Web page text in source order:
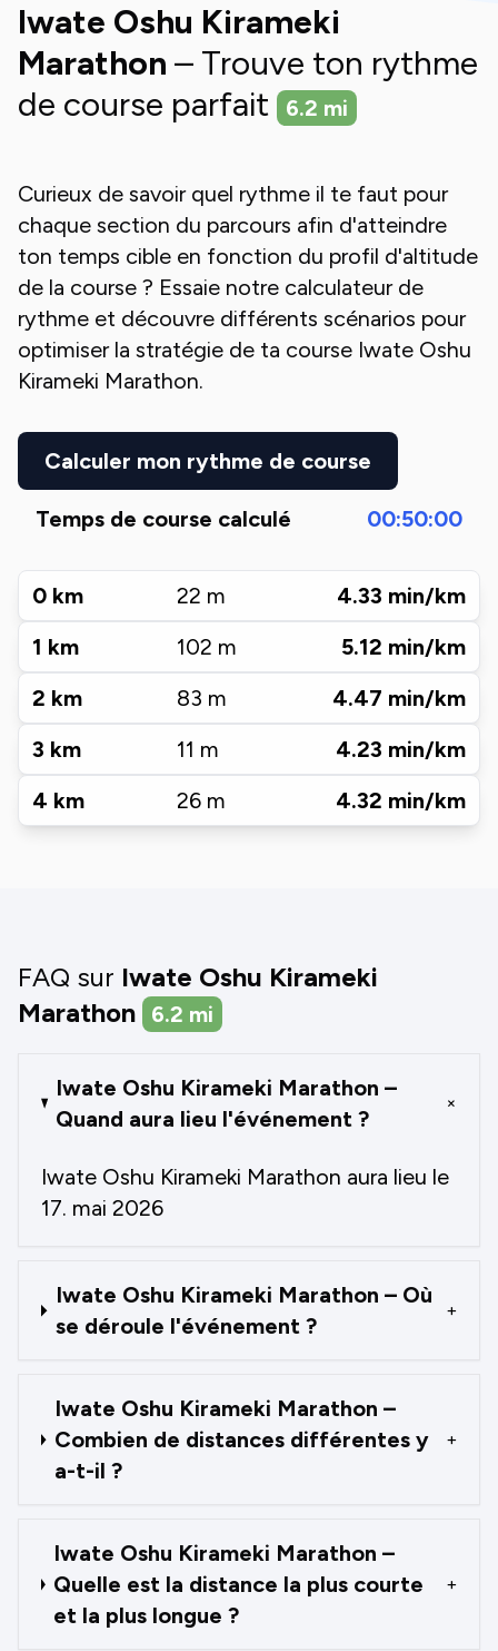
Iwate Oshu Kirameki
Marathon – Trouve ton rythme
de course parfait
6.2 mi
Curieux de savoir quel rythme il te faut pour
chaque section du parcours afin d'atteindre
ton temps cible en fonction du profil d'altitude
de la course ? Essaie notre calculateur de
rythme et découvre différents scénarios pour
optimiser la stratégie de ta course Iwate Oshu
Kirameki Marathon.
Calculer mon rythme de course
Temps de course calculé 00:50:00
0 km 22 m 4.33 min/km
1 km 102 m 5.12 min/km
2 km 83 m 4.47 min/km
3 km 11 m 4.23 min/km
4 km 26 m 4.32 min/km
FAQ sur Iwate Oshu Kirameki
Marathon
6.2 mi
Iwate Oshu Kirameki Marathon –
Quand aura lieu l'événement ?
+
Iwate Oshu Kirameki Marathon aura lieu le
17. mai 2026
Iwate Oshu Kirameki Marathon – Où
se déroule l'événement ?
+
Iwate Oshu Kirameki Marathon –
Combien de distances différentes y
a-t-il ?
+
Iwate Oshu Kirameki Marathon –
Quelle est la distance la plus courte
et la plus longue ?
+